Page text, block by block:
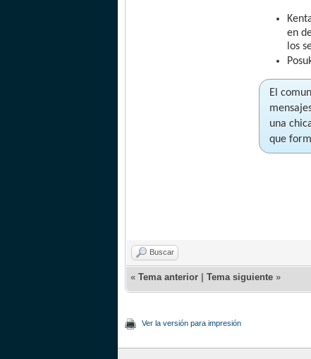
en
los
El
una
que
Buscar
« Tema anterior Tema siguiente »
Ver la versión para impresión